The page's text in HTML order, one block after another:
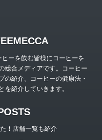
ーを飲む皆様にコーヒーを
総合メディアです。コーヒー
の紹介、コーヒーの健康法・
紹介していきます。
！店舗一覧も紹介